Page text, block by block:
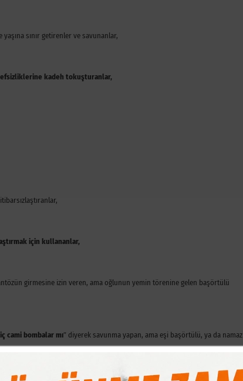
sınır getirenler ve savunanlar,
kadeh tokuşturanlar,
için kullananlar,
girmesine izin veren, ama oğlunun yemin törenine gelen başörtülü
cami bombalar mı” diyerek savunma yapan, ama eşi başörtülü, ya da namaz